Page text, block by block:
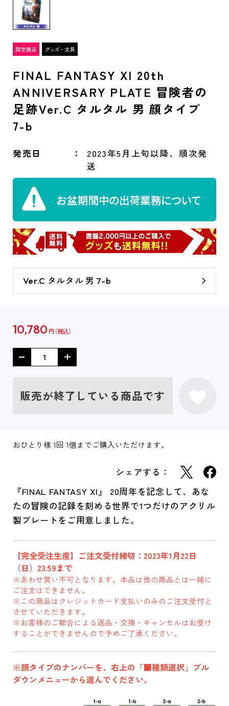
FINAL FANTASY XI 20th
ANNIVERSARY PLATE 冒険者の
足跡Ver.C タルタル 男 顔タイプ
7-b
発売日
2023年5月上旬以降、順次発
送
Ver.C タルタル 男 7-b
10,780 円
販売が終了している商品です
おひとり様 1回 1個までご購入いただけます。
シェアする：
『FINAL FANTASY XI』 20周年を記念して、あな
たの冒険の記録を刻める世界で1つだけのアクリル
製プレートをご用意しました。
【完全受注生産】ご注文受付締切：2023年1月22日
（日）23:59まで
※あわせ買い不可となります。本品は他の商品とは一緒に
ご注文はできません。
※この商品はクレジットカード支払いのみのご注文受付と
させていただきます。
※お客様のご都合による返品・交換・キャンセルはお受け
することができませんので予めご了承ください。
※顔タイプのナンバーを、右上の「■種類選択」プル
ダウンメニューから選んでください。